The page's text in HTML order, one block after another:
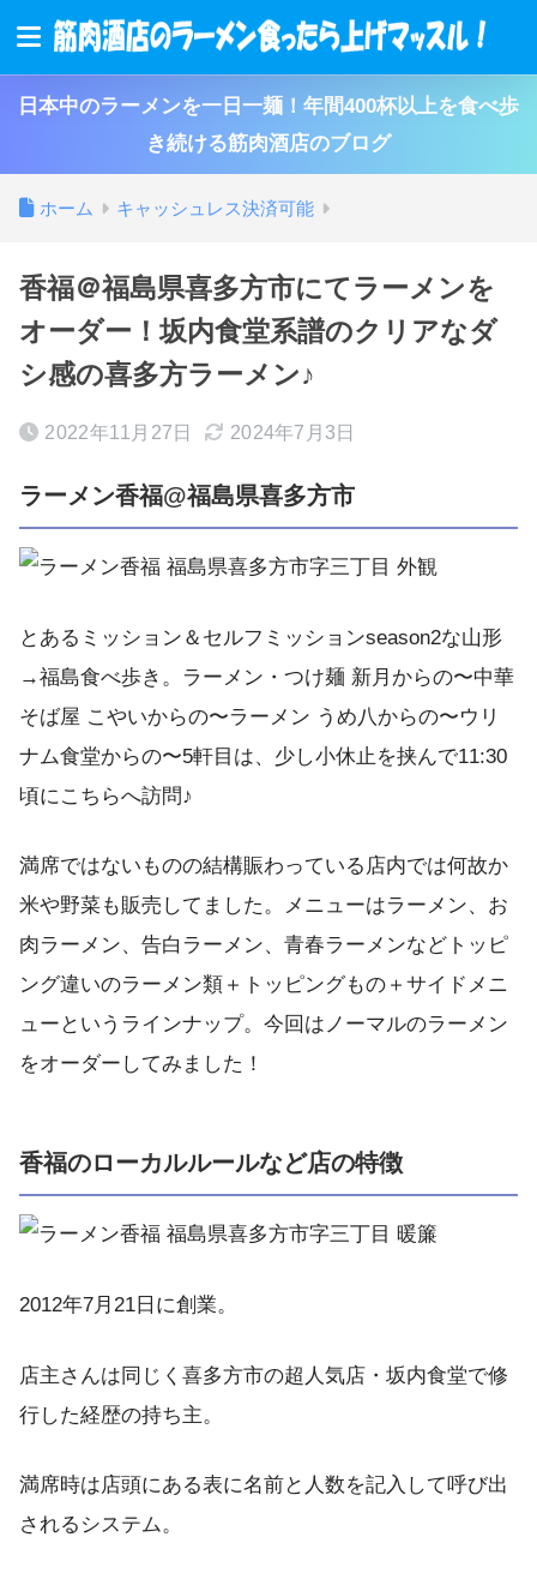
日本中のラーメンを一日一麺！年間400杯以上を食べ歩
き続ける筋肉酒店のブログ
ホーム キャッシュレス決済可能
香福＠福島県喜多方市にてラーメンを
オーダー！坂内食堂系譜のクリアなダ
シ感の喜多方ラーメン♪
2022年11月27日 2024年7月3日
ラーメン香福@福島県喜多方市
とあるミッション＆セルフミッションseason2な山形
→福島食べ歩き。ラーメン・つけ麺 新月からの〜中華
そば屋 こやいからの〜ラーメン うめ八からの〜ウリ
ナム食堂からの〜5軒目は、少し小休止を挟んで11:30
頃にこちらへ訪問♪
満席ではないものの結構賑わっている店内では何故か
米や野菜も販売してました。メニューはラーメン、お
肉ラーメン、告白ラーメン、青春ラーメンなどトッピ
ング違いのラーメン類＋トッピングもの＋サイドメニ
ューというラインナップ。今回はノーマルのラーメン
をオーダーしてみました！
香福のローカルルールなど店の特徴
2012年7月21日に創業。
店主さんは同じく喜多方市の超人気店・坂内食堂で修
行した経歴の持ち主。
満席時は店頭にある表に名前と人数を記入して呼び出
されるシステム。